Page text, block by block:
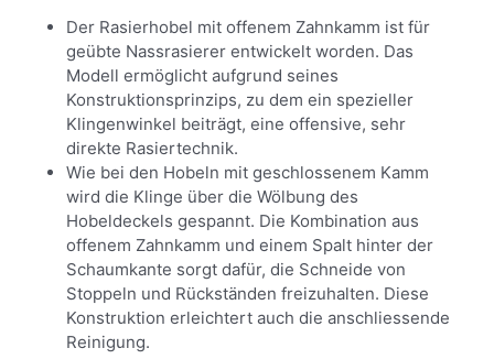
Der Rasierhobel mit offenem Zahnkamm ist für
geübte Nassrasierer entwickelt worden. Das
Modell ermöglicht aufgrund seines
Konstruktionsprinzips, zu dem ein spezieller
Klingenwinkel beiträgt, eine offensive, sehr
direkte Rasiertechnik.
Wie bei den Hobeln mit geschlossenem Kamm
wird die Klinge über die Wölbung des
Hobeldeckels gespannt. Die Kombination aus
offenem Zahnkamm und einem Spalt hinter der
Schaumkante sorgt dafür, die Schneide von
Stoppeln und Rückständen freizuhalten. Diese
Konstruktion erleichtert auch die anschliessende
Reinigung.